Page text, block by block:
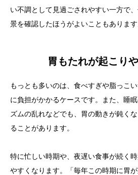
い不調として見過ごされやすい一方で
景を確認したほうがよいこともあります
胃もたれが起こり
もっとも多いのは、食べすぎや脂っこ
に負担がかかるケースです。また、睡
ズムの乱れなどでも、胃の動きが鈍く
ることがあります。
特に忙しい時期や、夜遅い食事が続く
やすくなります。「毎年この時期に胃